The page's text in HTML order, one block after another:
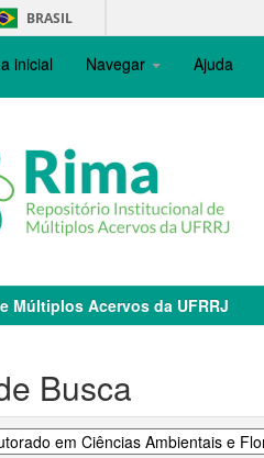
BRASIL
inicial Navegar Ajuda
Múltiplos Acervos da UFRRJ
Busca